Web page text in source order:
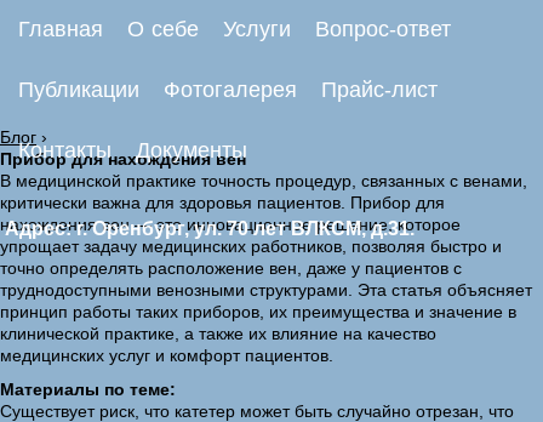
Главная О себе Услуги Вопрос-ответ
Публикации Фотогалерея Прайс-лист
Контакты Документы
Адрес: г. Оренбург, ул. 70 лет ВЛКСМ, д.31.
Блог ›
Прибор для нахождения вен
В медицинской практике точность процедур, связанных с венами,
критически важна для здоровья пациентов. Прибор для
нахождения вен — это инновационное решение, которое
упрощает задачу медицинских работников, позволяя быстро и
точно определять расположение вен, даже у пациентов с
труднодоступными венозными структурами. Эта статья объясняет
принцип работы таких приборов, их преимущества и значение в
клинической практике, а также их влияние на качество
медицинских услуг и комфорт пациентов.
Материалы по теме:
Существует риск, что катетер может быть случайно отрезан, что